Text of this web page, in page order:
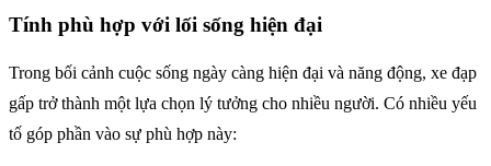
Tính phù hợp với lối sống hiện đại
Trong bối cảnh cuộc sống ngày càng hiện đại và năng động, xe đạp
gấp trở thành một lựa chọn lý tưởng cho nhiều người. Có nhiều yếu
tố góp phần vào sự phù hợp này: